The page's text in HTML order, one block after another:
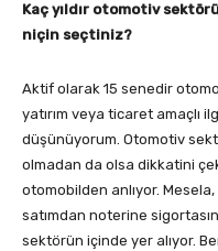
Kaç yıldır otomotiv sektör
niçin seçtiniz?
Aktif olarak 15 senedir
yatırım veya ticaret amaçlı
düşünüyorum. Otomotiv
olmadan da olsa dikkatini
otomobilden anlıyor. Mesela,
satımdan noterine
sektörün içinde yer alıyor.